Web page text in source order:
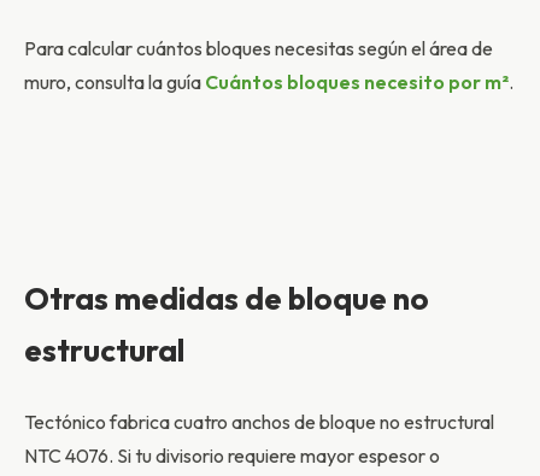
Para calcular cuántos bloques necesitas según el área de
muro, consulta la guía Cuántos bloques necesito por m².
Otras medidas de bloque no
estructural
Tectónico fabrica cuatro anchos de bloque no estructural
NTC 4076. Si tu divisorio requiere mayor espesor o